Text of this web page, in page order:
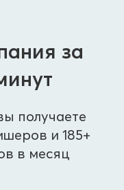
за
получаете
и 185+
в месяц